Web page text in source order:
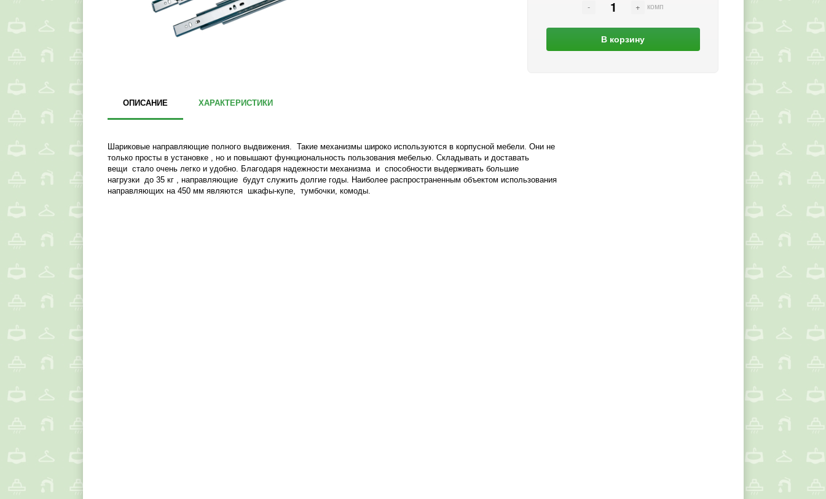
комп
В корзину
ОПИСАНИЕ ХАРАКТЕРИСТИКИ
Шариковые направляющие полного выдвижения. Такие механизмы широко используются в корпусной мебели. Они не
только просты в установке , но и повышают функциональность пользования мебелью. Складывать и доставать
вещи стало очень легко и удобно. Благодаря надежности механизма и способности выдерживать большие
нагрузки до 35 кг , направляющие будут служить долгие годы. Наиболее распространенным объектом использования
направляющих на 450 мм являются шкафы-купе, тумбочки, комоды.